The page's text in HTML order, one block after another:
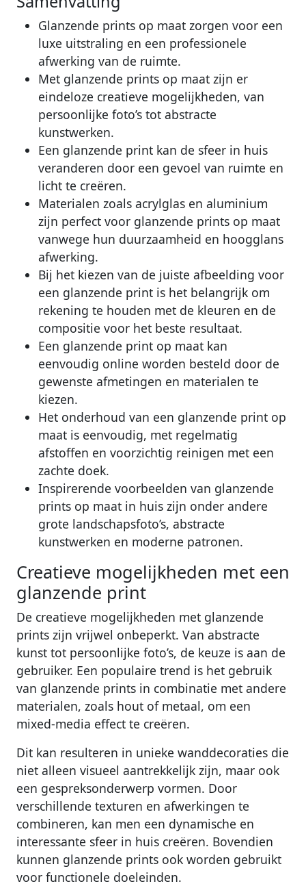
Glanzende prints op maat zorgen voor een
luxe uitstraling en een professionele
afwerking van de ruimte.
Met glanzende prints op maat zijn er
eindeloze creatieve mogelijkheden, van
persoonlijke foto’s tot abstracte
kunstwerken.
Een glanzende print kan de sfeer in huis
veranderen door een gevoel van ruimte en
licht te creëren.
Materialen zoals acrylglas en aluminium
zijn perfect voor glanzende prints op maat
vanwege hun duurzaamheid en hoogglans
afwerking.
Bij het kiezen van de juiste afbeelding voor
een glanzende print is het belangrijk om
rekening te houden met de kleuren en de
compositie voor het beste resultaat.
Een glanzende print op maat kan
eenvoudig online worden besteld door de
gewenste afmetingen en materialen te
kiezen.
Het onderhoud van een glanzende print op
maat is eenvoudig, met regelmatig
afstoffen en voorzichtig reinigen met een
zachte doek.
Inspirerende voorbeelden van glanzende
prints op maat in huis zijn onder andere
grote landschapsfoto’s, abstracte
kunstwerken en moderne patronen.
Creatieve mogelijkheden met een
glanzende print
De creatieve mogelijkheden met glanzende
prints zijn vrijwel onbeperkt. Van abstracte
kunst tot persoonlijke foto’s, de keuze is aan de
gebruiker. Een populaire trend is het gebruik
van glanzende prints in combinatie met andere
materialen, zoals hout of metaal, om een
mixed-media effect te creëren.
Dit kan resulteren in unieke wanddecoraties die
niet alleen visueel aantrekkelijk zijn, maar ook
een gespreksonderwerp vormen. Door
verschillende texturen en afwerkingen te
combineren, kan men een dynamische en
interessante sfeer in huis creëren. Bovendien
kunnen glanzende prints ook worden gebruikt
voor functionele doeleinden.